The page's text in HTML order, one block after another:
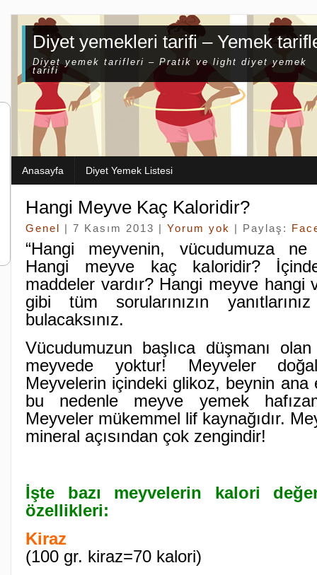
Diyet yemekleri tarifi – Yemek
Diyet yemek tarifleri – Pratik ve light diyet yemek
tarifi
Anasayfa Diyet Yemek Listesi
Hangi Meyve Kaç Kaloridir?
Genel | 7 Kasım 2013 | Yorum yok | Paylaş:
“Hangi meyvenin, vücudumuza ne
Hangi meyve kaç kaloridir?
maddeler vardır? Hangi meyve hangi
gibi tüm sorularınızın
bulacaksınız.
Vücudumuzun başlıca düşmanı
meyvede yoktur! Meyveler
Meyvelerin içindeki glikoz, beynin ana
bu nedenle meyve yemek
Meyveler mükemmel lif kaynağıdır.
mineral açısından çok zengindir!
İşte bazı meyvelerin kalori
özellikleri:
Kiraz
(100 gr. kiraz=70 kalori)